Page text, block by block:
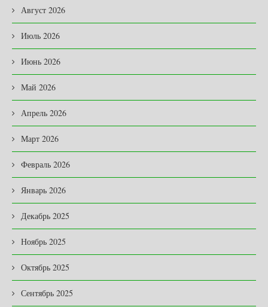
Август 2026
Июль 2026
Июнь 2026
Май 2026
Апрель 2026
Март 2026
Февраль 2026
Январь 2026
Декабрь 2025
Ноябрь 2025
Октябрь 2025
Сентябрь 2025